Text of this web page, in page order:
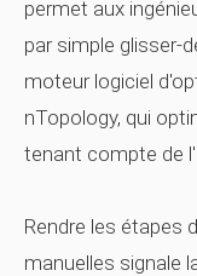
permet aux
par simple glisser-
moteur logiciel
nTopology, qui
tenant compte de
Rendre les étapes
manuelles signale